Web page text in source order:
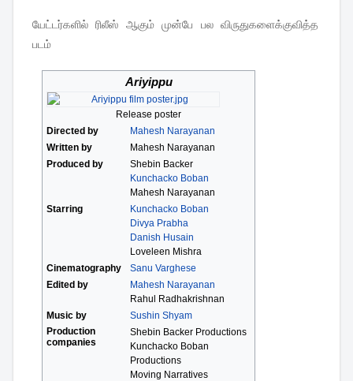
யேட்டர்களில் ரிலீஸ் ஆகும் முன்பே பல விருதுகளைக்குவித்த
படம்
Ariyippu
Release poster
Directed by
Mahesh Narayanan
Written by
Mahesh Narayanan
Produced by
Shebin Backer
Kunchacko Boban
Mahesh Narayanan
Starring
Kunchacko Boban
Divya Prabha
Danish Husain
Loveleen Mishra
Cinematography
Sanu Varghese
Edited by
Mahesh Narayanan
Rahul Radhakrishnan
Music by
Sushin Shyam
Production
companies
Shebin Backer Productions
Kunchacko Boban
Productions
Moving Narratives